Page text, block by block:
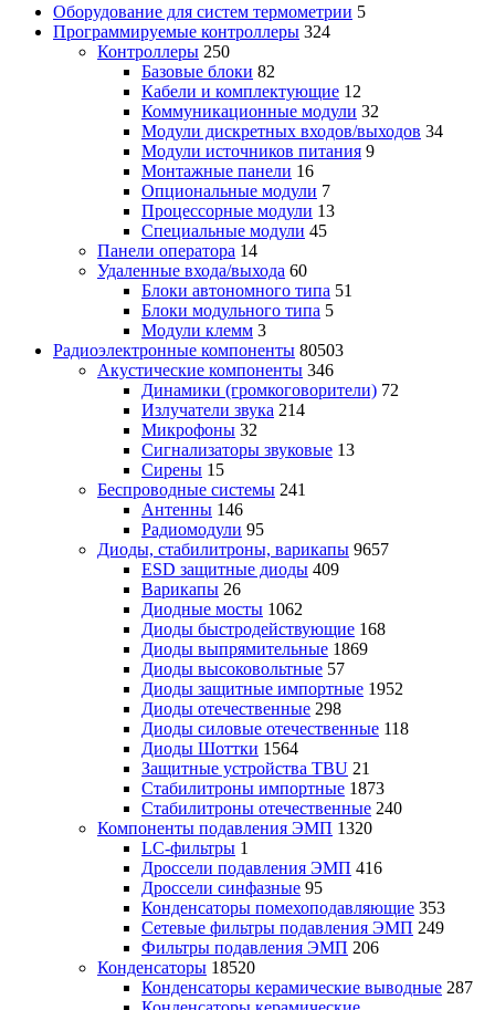
Оборудование для систем термометрии 5
Программируемые контроллеры 324
Контроллеры 250
Базовые блоки 82
Кабели и комплектующие 12
Коммуникационные модули 32
Модули дискретных входов/выходов 34
Модули источников питания 9
Монтажные панели 16
Опциональные модули 7
Процессорные модули 13
Специальные модули 45
Панели оператора 14
Удаленные входа/выхода 60
Блоки автономного типа 51
Блоки модульного типа 5
Модули клемм 3
Радиоэлектронные компоненты 80503
Акустические компоненты 346
Динамики (громкоговорители) 72
Излучатели звука 214
Микрофоны 32
Сигнализаторы звуковые 13
Сирены 15
Беспроводные системы 241
Антенны 146
Радиомодули 95
Диоды, стабилитроны, варикапы 9657
ESD защитные диоды 409
Варикапы 26
Диодные мосты 1062
Диоды быстродействующие 168
Диоды выпрямительные 1869
Диоды высоковольтные 57
Диоды защитные импортные 1952
Диоды отечественные 298
Диоды силовые отечественные 118
Диоды Шоттки 1564
Защитные устройства TBU 21
Стабилитроны импортные 1873
Стабилитроны отечественные 240
Компоненты подавления ЭМП 1320
LC-фильтры 1
Дроссели подавления ЭМП 416
Дроссели синфазные 95
Конденсаторы помехоподавляющие 353
Сетевые фильтры подавления ЭМП 249
Фильтры подавления ЭМП 206
Конденсаторы 18520
Конденсаторы керамические выводные 287